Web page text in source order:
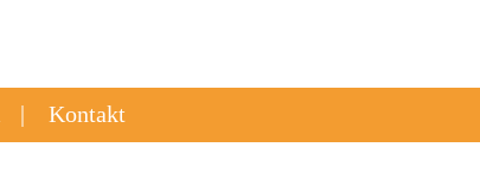
Kontakt